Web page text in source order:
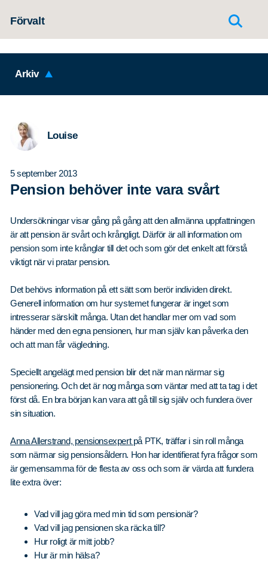
Förvalt
Arkiv
Louise
5 september 2013
Pension behöver inte vara svårt
Undersökningar visar gång på gång att den allmänna uppfattningen
är att pension är svårt och krångligt. Därför är all information om
pension som inte krånglar till det och som gör det enkelt att förstå
viktigt när vi pratar pension.
Det behövs information på ett sätt som berör individen direkt.
Generell information om hur systemet fungerar är inget som
intresserar särskilt många. Utan det handlar mer om vad som
händer med den egna pensionen, hur man själv kan påverka den
och att man får vägledning.
Speciellt angelägt med pension blir det när man närmar sig
pensionering. Och det är nog många som väntar med att ta tag i det
först då. En bra början kan vara att gå till sig själv och fundera över
sin situation.
Anna Allerstrand, pensionsexpert på PTK, träffar i sin roll många
som närmar sig pensionsåldern. Hon har identifierat fyra frågor som
är gemensamma för de flesta av oss och som är värda att fundera
lite extra över:
Vad vill jag göra med min tid som pensionär?
Vad vill jag pensionen ska räcka till?
Hur roligt är mitt jobb?
Hur är min hälsa?